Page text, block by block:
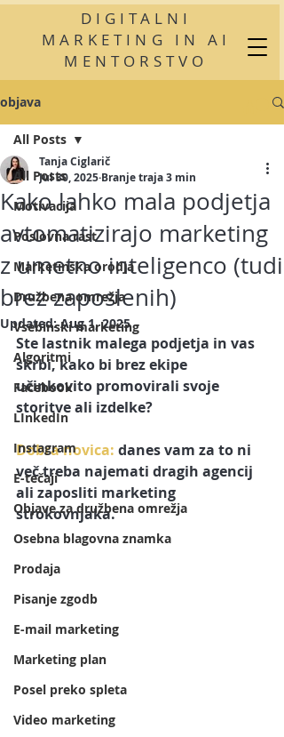
DIGITALNI
MARKETING IN AI
MENTORSTVO
objava
All Posts
Motivacija
Poslovna rast
Marketinška orodja
Družbena omrežja
Vsebinski marketing
Algoritmi
Facebook
LInkedIn
Instagram
E-tečaji
Objave za družbena omrežja
Osebna blagovna znamka
Prodaja
Pisanje zgodb
E-mail marketing
Marketing plan
Posel preko spleta
Video marketing
All Posts
Kako lahko mala podjetja
avtomatizirajo marketing
z umetno inteligenco (tudi
brez zaposlenih)
Tanja Ciglarič
Jul 30, 2025 Branje traja 3 min
Updated:Aug 1, 2025
Ste lastnik malega podjetja in vas
skrbi, kako bi brez ekipe
učinkovito promovirali svoje
storitve ali izdelke?
Dobra novica: danes vam za to ni
več treba najemati dragih agencij
ali zaposliti marketing
strokovnjaka.